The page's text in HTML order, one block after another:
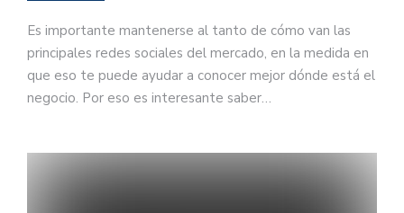
Es importante mantenerse al tanto de cómo van las
principales redes sociales del mercado, en la medida en
que eso te puede ayudar a conocer mejor dónde está el
negocio. Por eso es interesante saber…